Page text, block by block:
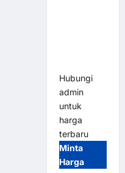
Hubungi
admin
untuk
harga
terbaru
Minta
Harga